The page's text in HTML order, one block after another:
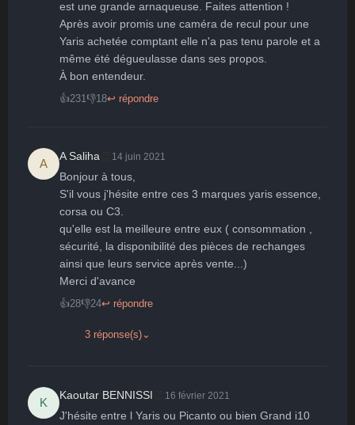
est une grande arnaqueuse. Faites attention !
Après avoir promis une caméra de recul pour une
Yaris achetée comptant elle n'a pas tenu parole et a
même été dégueulasse dans ses propos.
À bon entendeur.
👍231 👎18↩ répondre
A
A Saliha 14 juin 2021
Bonjour à tous,
S'il vous j'hésite entre ces 3 marques yaris essence,
corsa ou C3.
qu'elle est la meilleure entre eux ( consommation ,
sécurité, la disponibilité des pièces de rechanges
ainsi que leurs service après vente...)
Merci d'avance
👍28👎24↩ répondre
3 réponse(s) ⌄
K
Kaoutar BENNISSI 16 février 2021
J'hésite entre l Yaris ou Picanto ou bien Grand i10